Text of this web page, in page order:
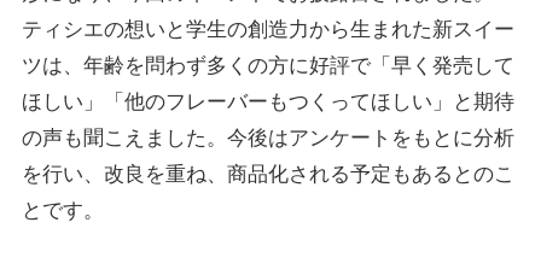
ティシエの想いと学生の創造力から生まれた新スイー
ツは、年齢を問わず多くの方に好評で「早く発売して
ほしい」「他のフレーバーもつくってほしい」と期待
の声も聞こえました。今後はアンケートをもとに分析
を行い、改良を重ね、商品化される予定もあるとのこ
とです。